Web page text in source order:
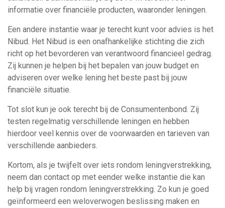
informatie over financiële producten, waaronder leningen.
Een andere instantie waar je terecht kunt voor advies is het
Nibud. Het Nibud is een onafhankelijke stichting die zich
richt op het bevorderen van verantwoord financieel gedrag.
Zij kunnen je helpen bij het bepalen van jouw budget en
adviseren over welke lening het beste past bij jouw
financiële situatie.
Tot slot kun je ook terecht bij de Consumentenbond. Zij
testen regelmatig verschillende leningen en hebben
hierdoor veel kennis over de voorwaarden en tarieven van
verschillende aanbieders.
Kortom, als je twijfelt over iets rondom leningverstrekking,
neem dan contact op met eender welke instantie die kan
help bij vragen rondom leningverstrekking. Zo kun je goed
geïnformeerd een weloverwogen beslissing maken en